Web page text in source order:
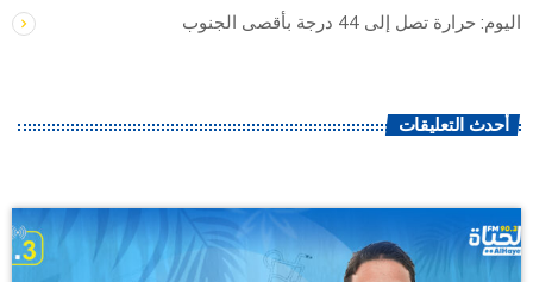
اليوم: حرارة تصل إلى 44 درجة بأقصى الجنوب
أحدث التعليقات